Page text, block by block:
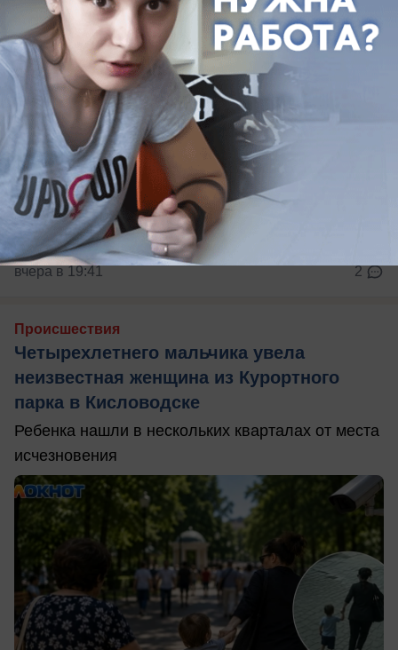
вчера в 19:41 2
Происшествия
Четырехлетнего мальчика увела
неизвестная женщина из Курортного
парка в Кисловодске
Ребенка нашли в нескольких кварталах от места
исчезновения